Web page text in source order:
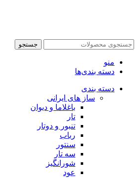
جستجو
منو
دسته بندی‌ها
دسته بندی
ساز های ایرانی
باغلاما و دیوان
تار
تنبور و دوتار
رباب
سنتور
سه تار
شورانگیز
عود